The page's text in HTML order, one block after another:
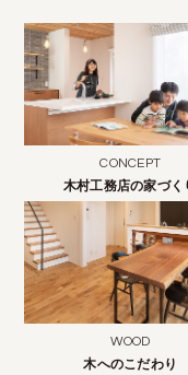
CONCEPT
木村工務店の家づく
WOOD
木へのこだわり